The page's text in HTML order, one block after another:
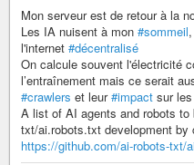
Mon serveur est de retour à la
Les IA nuisent à mon #sommeil
l'internet #décentralisé
On calcule souvent l'électricité
l’entraînement mais ce serait
#crawlers et leur#impact sur
A list of AI agents and robots
txt/ai.robots.txt development by
https://github.com/ai-robots-txt/